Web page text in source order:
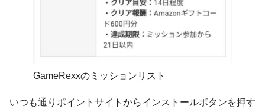
GameRexxのミッションリスト
いつも通りポイントサイトからインストールボタンを押す